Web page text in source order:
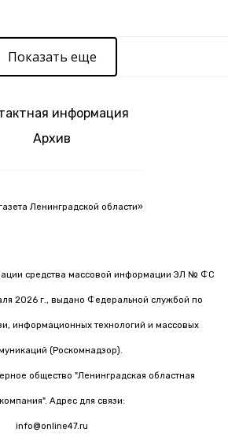
Показать еще
информация
Архив
Ленинградской области»
средства массовой информации ЭЛ № ФС
2026 г., выдано Федеральной службой по
информационных технологий и массовых
(Роскомнадзор).
общество "Ленинградская областная
Адрес для связи:
info@online47.ru